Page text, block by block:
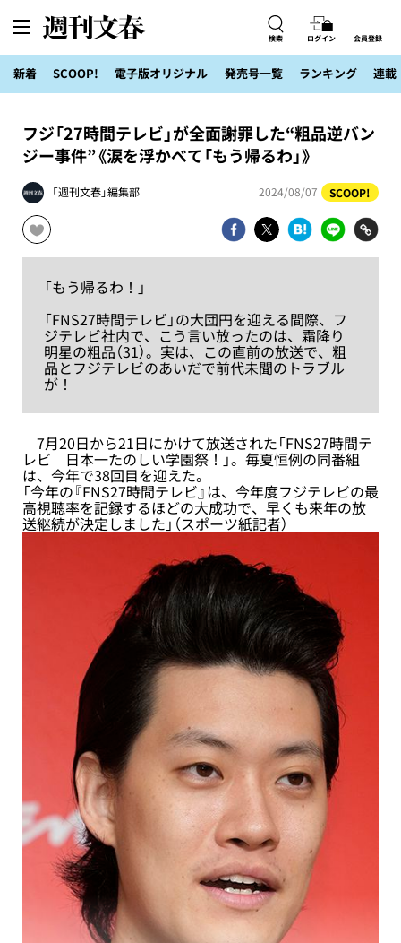
検索 ログイン 会員登録
新着 SCOOP! 電子版オリジナル 発売号一覧 ランキング 連載
フジ「27時間テレビ」が全面謝罪した“粗品逆バン
ジー事件”《涙を浮かべて「もう帰るわ」》
「週刊文春」編集部 2024/08/07 SCOOP!
「もう帰るわ！」
「FNS27時間テレビ」の大団円を迎える間際、フ
ジテレビ社内で、こう言い放ったのは、霜降り
明星の粗品（31）。実は、この直前の放送で、粗
品とフジテレビのあいだで前代未聞のトラブル
が！
7月20日から21日にかけて放送された「FNS27時間テ
レビ 日本一たのしい学園祭！」。毎夏恒例の同番組
は、今年で38回目を迎えた。
「今年の『FNS27時間テレビ』は、今年度フジテレビの最
高視聴率を記録するほどの大成功で、早くも来年の放
送継続が決定しました」（スポーツ紙記者）